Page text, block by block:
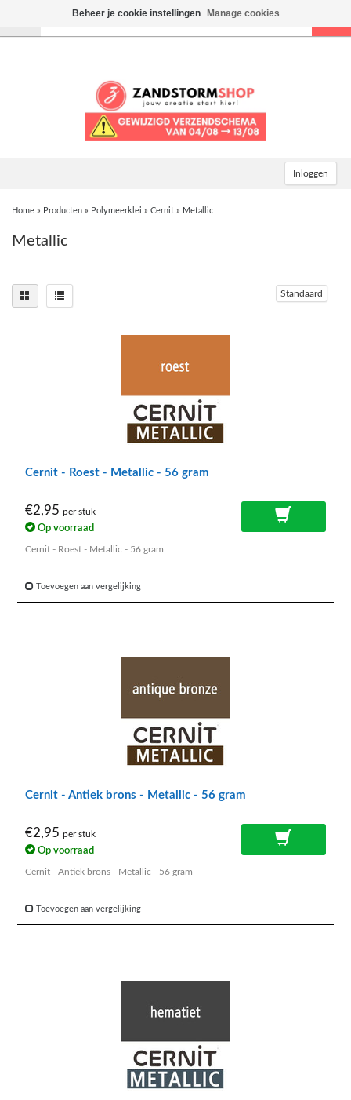
Inloggen
Home » Producten » Polymeerklei » Cernit » Metallic
Metallic
Standaard
Cernit - Roest - Metallic - 56 gram
€2,95 per stuk
Op voorraad
Cernit - Roest - Metallic - 56 gram
Toevoegen aan vergelijking
Cernit - Antiek brons - Metallic - 56 gram
€2,95 per stuk
Op voorraad
Cernit - Antiek brons - Metallic - 56 gram
Toevoegen aan vergelijking
Beheer je cookie instellingen Manage cookies